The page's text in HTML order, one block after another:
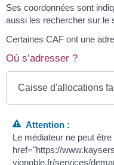
Ses coordonnées sont
aussi les rechercher sur le
Certaines CAF ont une
Où s’adresser ?
Caisse d'allocations
Attention :
Le médiateur ne peut
href="https://
vignoble.fr/services/